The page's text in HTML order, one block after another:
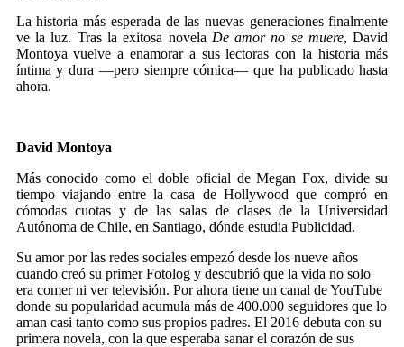
La historia más esperada de las nuevas generaciones finalmente
ve la luz. Tras la exitosa novela De amor no se muere, David
Montoya vuelve a enamorar a sus lectoras con la historia más
íntima y dura —pero siempre cómica— que ha publicado hasta
ahora.
David Montoya
Más conocido como el doble oficial de Megan Fox, divide su
tiempo viajando entre la casa de Hollywood que compró en
cómodas cuotas y de las salas de clases de la Universidad
Autónoma de Chile, en Santiago, dónde estudia Publicidad.
Su amor por las redes sociales empezó desde los nueve años
cuando creó su primer Fotolog y descubrió que la vida no solo
era comer ni ver televisión. Por ahora tiene un canal de YouTube
donde su popularidad acumula más de 400.000 seguidores que lo
aman casi tanto como sus propios padres. El 2016 debuta con su
primera novela, con la que esperaba sanar el corazón de sus